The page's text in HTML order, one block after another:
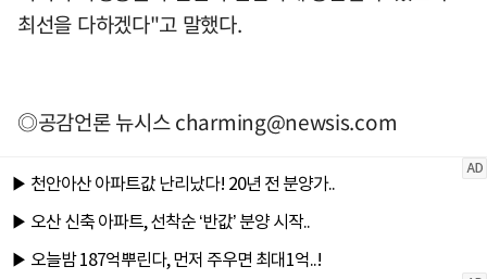
최선을 다하겠다"고 말했다.
◎공감언론 뉴시스charming@newsis.com